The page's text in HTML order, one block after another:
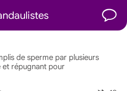
de sperme par plusieurs
et répugnant pour